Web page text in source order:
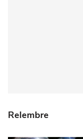
Relembre